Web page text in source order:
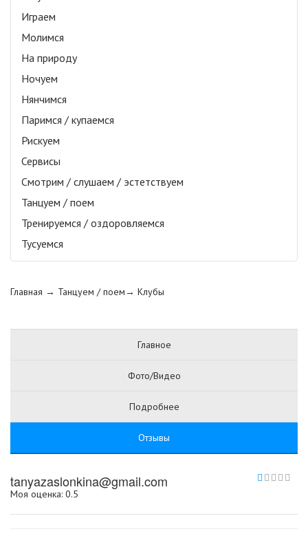
Играем
Молимся
На природу
Ночуем
Нянчимся
Паримся / купаемся
Рискуем
Сервисы
Смотрим / слушаем / эстетствуем
Танцуем / поем
Тренируемся / оздоровляемся
Тусуемся
Главная → Танцуем / поем→ Клубы
Главное
Фото/Видео
Подробнее
Отзывы
tanyazaslonkina@gmail.com
Моя оценка: 0.5